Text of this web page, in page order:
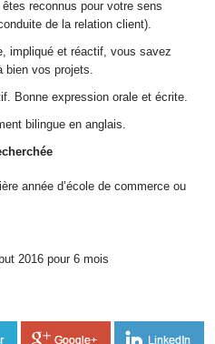
reconnus pour votre sens
de la relation client).
impliqué et réactif, vous savez
bien vos projets.
Bonne expression orale et écrite.
bilingue en anglais.
année d’école de commerce ou
2016 pour 6 mois